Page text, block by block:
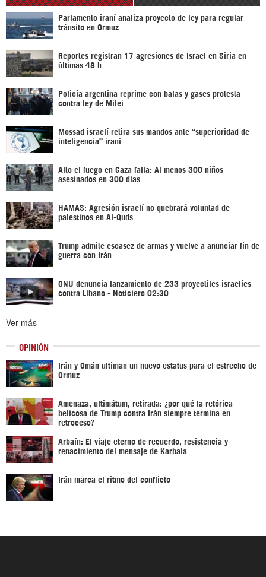
Parlamento iraní analiza proyecto de ley para regular
tránsito en Ormuz
Reportes registran 17 agresiones de Israel en Siria en
últimas 48 h
Policía argentina reprime con balas y gases protesta
contra ley de Milei
Mossad israelí retira sus mandos ante “superioridad de
inteligencia” iraní
Alto el fuego en Gaza falla: Al menos 300 niños
asesinados en 300 días
HAMAS: Agresión israelí no quebrará voluntad de
palestinos en Al-Quds
Trump admite escasez de armas y vuelve a anunciar fin de
guerra con Irán
ONU denuncia lanzamiento de 233 proyectiles israelíes
contra Líbano - Noticiero 02:30
Ver más
OPINIÓN
Irán y Omán ultiman un nuevo estatus para el estrecho de
Ormuz
Amenaza, ultimátum, retirada: ¿por qué la retórica
belicosa de Trump contra Irán siempre termina en
retroceso?
Arbaín: El viaje eterno de recuerdo, resistencia y
renacimiento del mensaje de Karbala
Irán marca el ritmo del conflicto